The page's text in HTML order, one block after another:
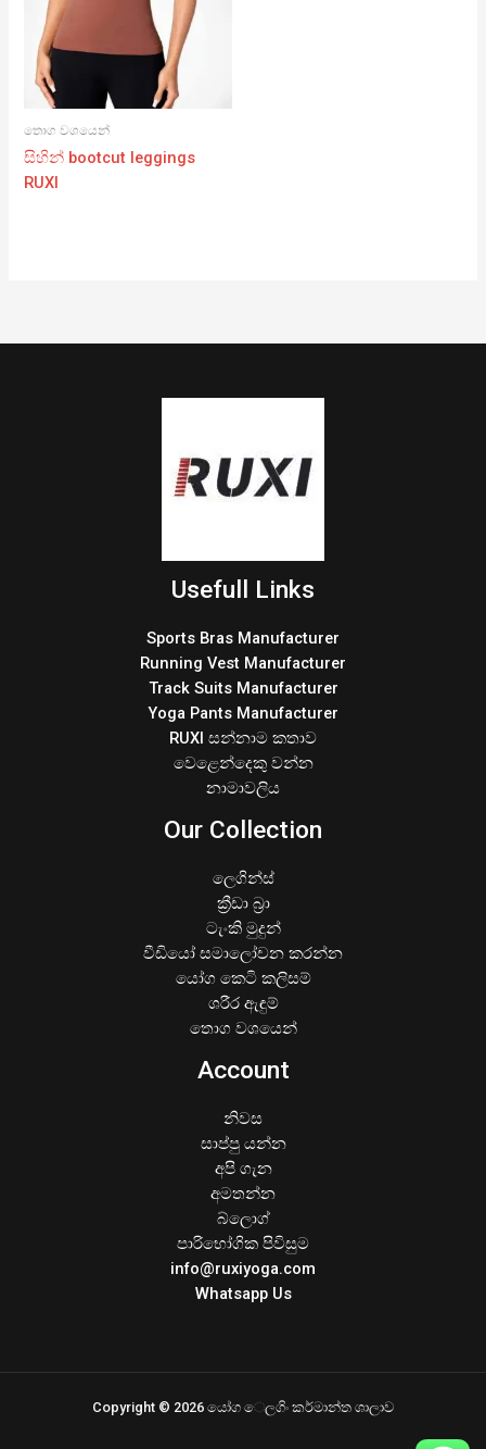
තොග වශයෙන්
සිහින් bootcut leggings
RUXI
Usefull Links
Sports Bras Manufacturer
Running Vest Manufacturer
Track Suits Manufacturer
Yoga Pants Manufacturer
RUXI සන්නාම කතාව
වෙළෙන්දෙකු වන්න
නාමාවලිය
Our Collection
ලෙගින්ස්
ක්‍රීඩා බ්‍රා
ටැංකි මුදුන්
වීඩියෝ සමාලෝචන කරන්න
යෝග කෙටි කලිසම්
ශරීර ඇඳුම්
තොග වශයෙන්
Account
නිවස
සාප්පු යන්න
අපි ගැන
අමතන්න
බ්ලොග්
පාරිභෝගික පිවිසුම
info@ruxiyoga.com
Whatsapp Us
Copyright © 2026 යෝග ෙලගිං කර්මාන්ත ශාලාව